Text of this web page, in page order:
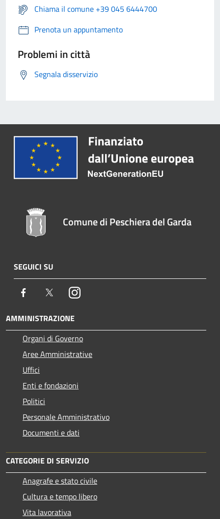
Chiama il comune +39 045 6444700
Prenota un appuntamento
Problemi in città
Segnala disservizio
Comune di Peschiera del Garda
SEGUICI SU
Facebook TwitterInstagram
AMMINISTRAZIONE
Organi di Governo
Aree Amministrative
Uffici
Enti e fondazioni
Politici
Personale Amministrativo
Documenti e dati
CATEGORIE DI SERVIZIO
Anagrafe e stato civile
Cultura e tempo libero
Vita lavorativa